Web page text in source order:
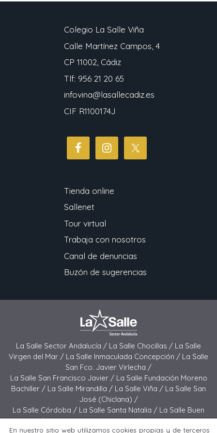
Colegio La Salle Viña
Calle Martínez Campos, 4
CP 11002, Cádiz
Tlf: 956 21 20 65
infovina@lasallecadiz.es
CIF R1100174J
Tienda online
Sallenet
Tour virtual
Trabaja con nosotros
Canal de denuncias
Buzón de sugerencias
La Salle Sector Andalucía / La Salle Chocillas / La Salle
Virgen del Mar / La Salle Inmaculada Concepción / La Salle
San Fco. Javier Virlecha /
La Salle San Francisco Javier / La Salle Fundación Moreno
Bachiller / La Salle Mirandilla / La Salle Viña / La Salle San
José (Chiclana) /
La Salle Córdoba / La Salle Santa Natalia / La Salle Buen
Pastor /La Salle Sagrado Corazón /La Salle San José
(Jerez) / La Salle El Carmen (Melilla) /
En nuestro sitio web utilizamos cookies propias y de terceros